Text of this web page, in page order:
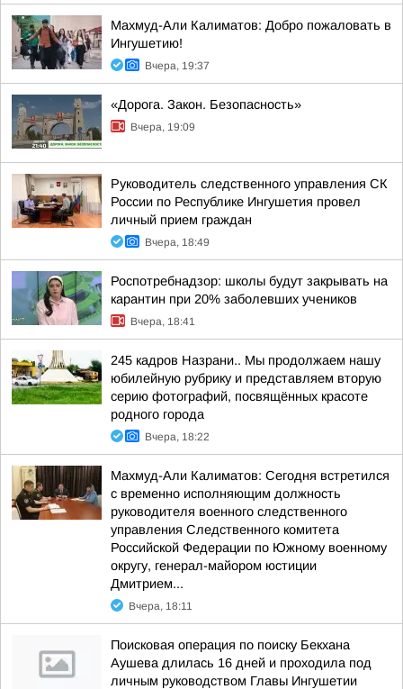
Махмуд-Али Калиматов: Добро пожаловать в
Ингушетию!
Вчера, 19:37
«Дорога. Закон. Безопасность»
Вчера, 19:09
Руководитель следственного управления СК
России по Республике Ингушетия провел
личный прием граждан
Вчера, 18:49
Роспотребнадзор: школы будут закрывать на
карантин при 20% заболевших учеников
Вчера, 18:41
245 кадров Назрани.. Мы продолжаем нашу
юбилейную рубрику и представляем вторую
серию фотографий, посвящённых красоте
родного города
Вчера, 18:22
Махмуд-Али Калиматов: Сегодня встретился
с временно исполняющим должность
руководителя военного следственного
управления Следственного комитета
Российской Федерации по Южному военному
округу, генерал-майором юстиции
Дмитрием...
Вчера, 18:11
Поисковая операция по поиску Бекхана
Аушева длилась 16 дней и проходила под
личным руководством Главы Ингушетии